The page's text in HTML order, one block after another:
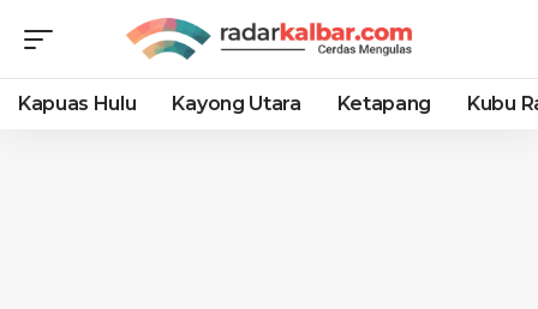
Kapuas Hulu Kayong Utara Ketapang Kubu